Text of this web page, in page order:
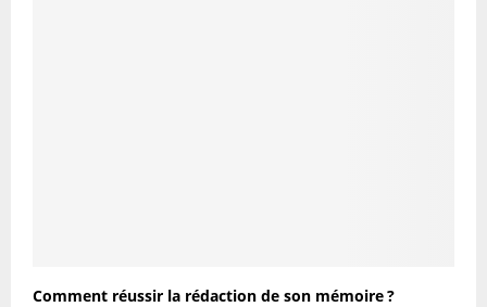
Comment réussir la rédaction de son mémoire ?